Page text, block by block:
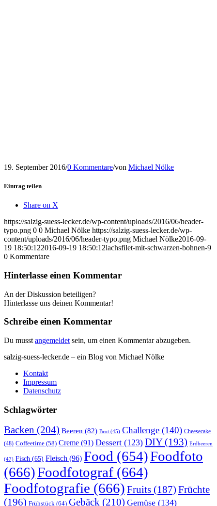
19. September 2016/0 Kommentare/von Michael Nölke
Eintrag teilen
Share on X
https://salzig-suess-lecker.de/wp-content/uploads/2016/06/header-
typo.png 0 0 Michael Nölke https://salzig-suess-lecker.de/wp-
content/uploads/2016/06/header-typo.png Michael Nölke2016-09-
19 18:50:122016-09-19 18:50:12lachsfilet-mit-schwarzen-bohnen-9
0 Kommentare
Hinterlasse einen Kommentar
An der Diskussion beteiligen?
Hinterlasse uns deinen Kommentar!
Schreibe einen Kommentar
Du musst angemeldet sein, um einen Kommentar abzugeben.
salzig-suess-lecker.de – ein Blog von Michael Nölke
Kontakt
Impressum
Datenschutz
Schlagwörter
Backen (204) Beeren (82) Brot (45) Challenge (140) Cheesecake
(48) Coffeetime (58) Creme (91) Dessert (123) DIY(193) Erdbeeren
(47) Fisch (65) Fleisch (96) Food (654)Foodfoto
(666)Foodfotograf (664)
Foodfotografie (666) Fruits (187) Früchte
(196) Frühstück (64) Gebäck (210) Gemüse (134)